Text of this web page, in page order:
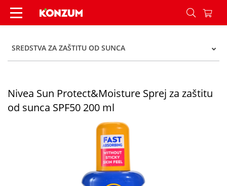
Nivea Sun Protect&Moisture Sprej za zaštitu od
SREDSTVA ZA ZAŠTITU OD SUNCA
Nivea Sun Protect&Moisture Sprej za zaštitu
od sunca SPF50 200 ml